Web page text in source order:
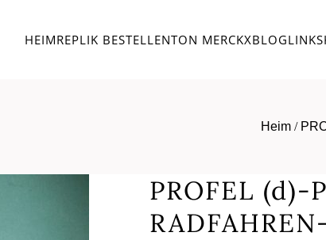
HEIMREPLIK BESTELLENTON MERCKXBLOGLINKS
Heim /
PROFEL (d)-